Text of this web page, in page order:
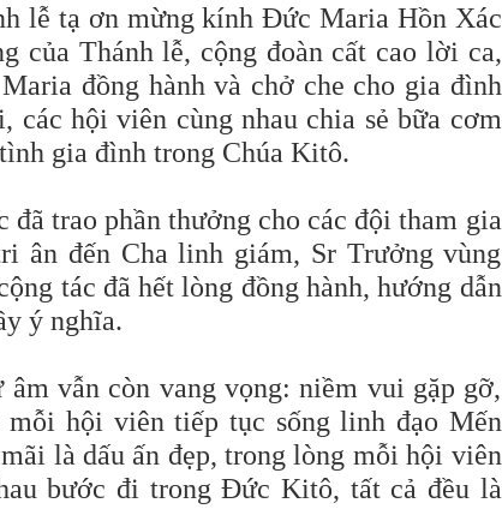
lễ tạ ơn mừng kính Đức Maria Hồn Xác
của Thánh lễ, cộng đoàn cất cao lời ca,
đồng hành và chở che cho gia đình
các hội viên cùng nhau chia sẻ bữa cơm
gia đình trong Chúa Kitô.
trao phần thưởng cho các đội tham gia
ân đến Cha linh giám, Sr Trưởng vùng
tác đã hết lòng đồng hành, hướng dẫn
ý nghĩa.
vẫn còn vang vọng: niềm vui gặp gỡ,
hội viên tiếp tục sống linh đạo Mến
là dấu ấn đẹp, trong lòng mỗi hội viên
bước đi trong Đức Kitô, tất cả đều là